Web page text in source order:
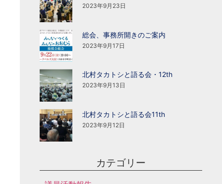
2023年9月23日
総会、事務所開きのご案内
2023年9月17日
北村タカトシと語る会・12th
2023年9月13日
北村タカトシと語る会11th
2023年9月12日
カテゴリー